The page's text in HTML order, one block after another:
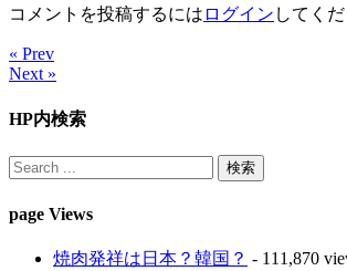
コメントを投稿するには ログイン してくだ
« Prev
Next »
HP内検索
page Views
焼肉発祥は日本？韓国？ - 111,870